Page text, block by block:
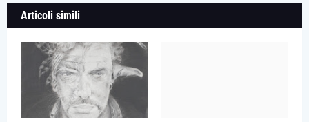
Articoli simili